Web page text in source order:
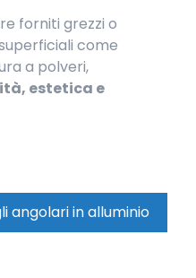
forniti grezzi o
come
a polveri,
estetica e
angolari in alluminio